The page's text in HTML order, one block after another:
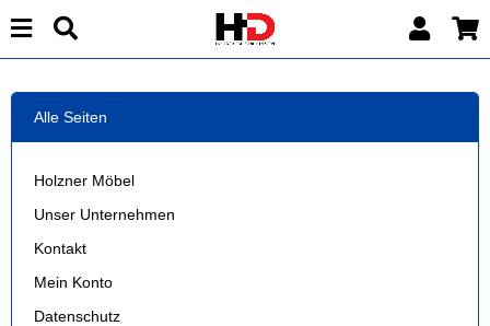
Alle Seiten
Holzner Möbel
Unser Unternehmen
Kontakt
Mein Konto
Datenschutz